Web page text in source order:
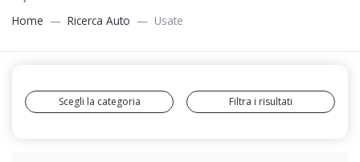
Home Ricerca Auto Usate
Scegli la categoria Filtra i risultati